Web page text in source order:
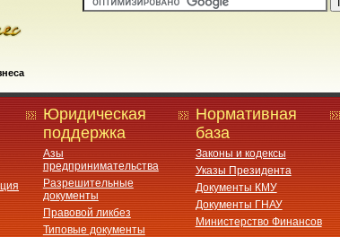
Юридическая
поддержка
Азы
предпринимательства
Разрешительные
документы
Правовой ликбез
Типовые документы
Нормативная
база
Законы и кодексы
Указы Президента
Документы КМУ
Документы ГНАУ
Министерство Финансов